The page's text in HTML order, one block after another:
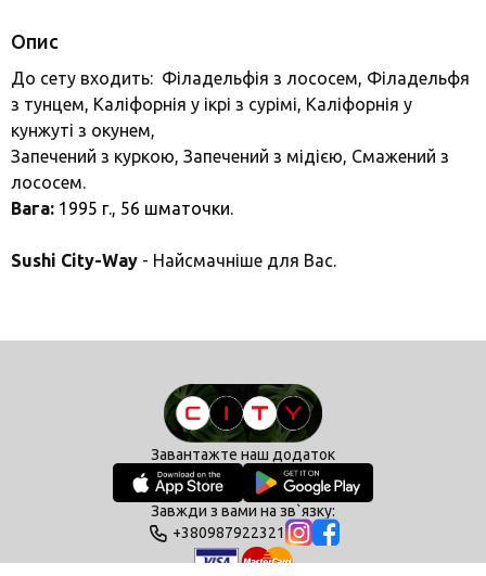
Опис
До сету входить: Філадельфія з лососем, Філадельфя
з тунцем, Каліфорнія у ікрі з сурімі, Каліфорнія у
кунжуті з окунем,
Запечений з куркою, Запечений з мідією, Смажений з
лососем.
Вага: 1995 г., 56 шматочки.
Sushi City-Way - Найсмачніше для Вас.
Завантажте наш додаток
Завжди з вами на зв`язку:
+380987922321